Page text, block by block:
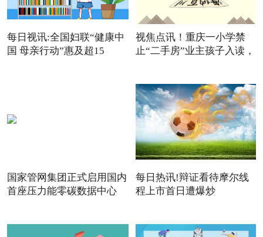
每日视讯:全国妇联“健康中
国 母亲行动”惠及超15
视焦点讯！重庆一小学禁
止“二手房”业主孩子入读，
国家管网集团正式启用国内
首座压力能零碳数据中心
每日热讯!辩证看待摩尔线
程上市首日遭爆炒